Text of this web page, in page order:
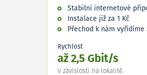
Stabilní internetové
Instalace již za 1 Kč
Přechod k nám vyřídíme
Rychlost
až 2,5 Gbit/s
V závislosti na lokalitě.